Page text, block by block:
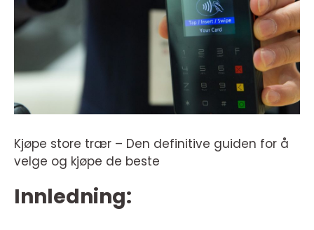
Kjøpe store trær – Den definitive guiden for å
velge og kjøpe de beste
Innledning: